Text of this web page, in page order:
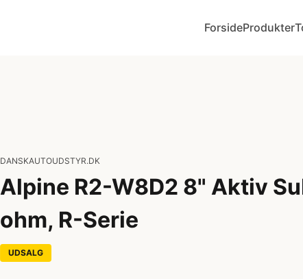
ForsideProdukter
DANSKAUTOUDSTYR.DK
Alpine R2-W8D2 8" Aktiv
ohm, R-Serie
UDSALG